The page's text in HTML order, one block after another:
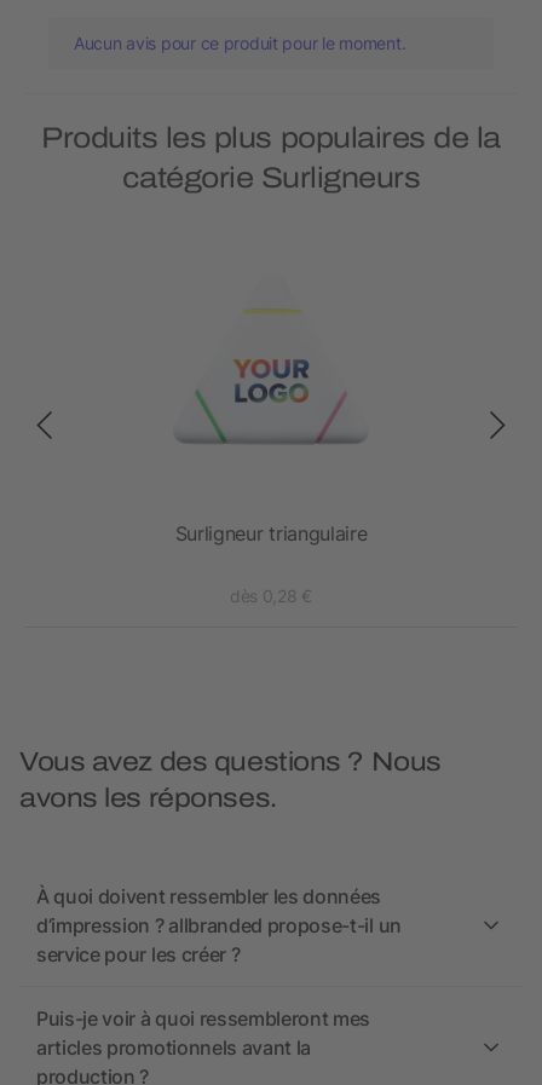
Aucun avis pour ce produit pour le moment.
Produits les plus populaires de la
catégorie Surligneurs
Surligneur triangulaire
dès 0,28 €
Vous avez des questions ? Nous
avons les réponses.
À quoi doivent ressembler les données
d’impression ? allbranded propose-t-il un
service pour les créer ?
Puis-je voir à quoi ressembleront mes
articles promotionnels avant la
production ?